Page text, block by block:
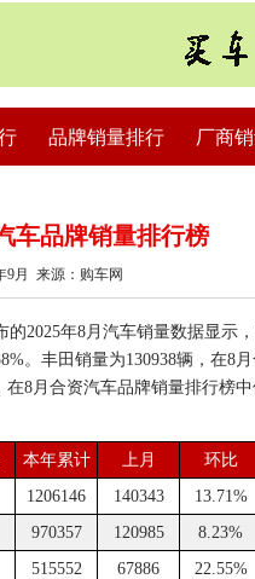
品牌销量排行 厂商
车品牌销量排行榜
9月 来源：购车网
2025年8月汽车销量数据显示
。丰田销量为130938辆，在8
8月合资汽车品牌销量排行榜
本年累计 上月 环比
1206146 140343 13.71%
970357 120985 8.23%
515552 67886 22.55%